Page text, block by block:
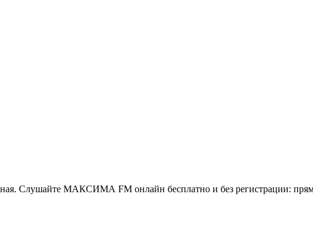
Слушайте МАКСИМА FM онлайн бесплатно и без регистрации: